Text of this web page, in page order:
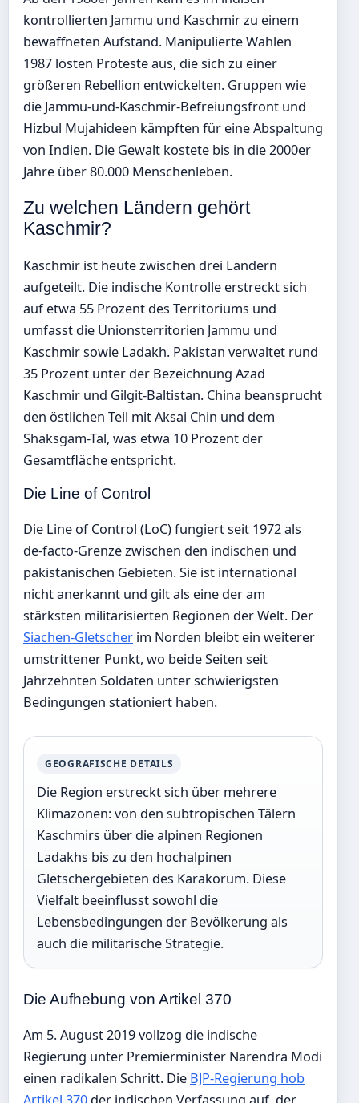
kontrollierten Jammu und Kaschmir zu einem
bewaffneten Aufstand. Manipulierte Wahlen
1987 lösten Proteste aus, die sich zu einer
größeren Rebellion entwickelten. Gruppen wie
die Jammu-und-Kaschmir-Befreiungsfront und
Hizbul Mujahideen kämpften für eine Abspaltung
von Indien. Die Gewalt kostete bis in die 2000er
Jahre über 80.000 Menschenleben.
Zu welchen Ländern gehört
Kaschmir?
Kaschmir ist heute zwischen drei Ländern
aufgeteilt. Die indische Kontrolle erstreckt sich
auf etwa 55 Prozent des Territoriums und
umfasst die Unionsterritorien Jammu und
Kaschmir sowie Ladakh. Pakistan verwaltet rund
35 Prozent unter der Bezeichnung Azad
Kaschmir und Gilgit-Baltistan. China beansprucht
den östlichen Teil mit Aksai Chin und dem
Shaksgam-Tal, was etwa 10 Prozent der
Gesamtfläche entspricht.
Die Line of Control
Die Line of Control (LoC) fungiert seit 1972 als
de-facto-Grenze zwischen den indischen und
pakistanischen Gebieten. Sie ist international
nicht anerkannt und gilt als eine der am
stärksten militarisierten Regionen der Welt. Der
Siachen-Gletscher im Norden bleibt ein weiterer
umstrittener Punkt, wo beide Seiten seit
Jahrzehnten Soldaten unter schwierigsten
Bedingungen stationiert haben.
GEOGRAFISCHE DETAILS
Die Region erstreckt sich über mehrere
Klimazonen: von den subtropischen Tälern
Kaschmirs über die alpinen Regionen
Ladakhs bis zu den hochalpinen
Gletschergebieten des Karakorum. Diese
Vielfalt beeinflusst sowohl die
Lebensbedingungen der Bevölkerung als
auch die militärische Strategie.
Die Aufhebung von Artikel 370
Am 5. August 2019 vollzog die indische
Regierung unter Premierminister Narendra Modi
einen radikalen Schritt. Die BJP-Regierung hob